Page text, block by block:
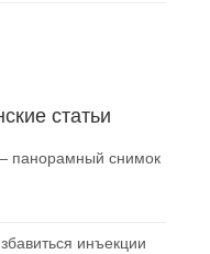
статьи
панорамный снимок
инъекции